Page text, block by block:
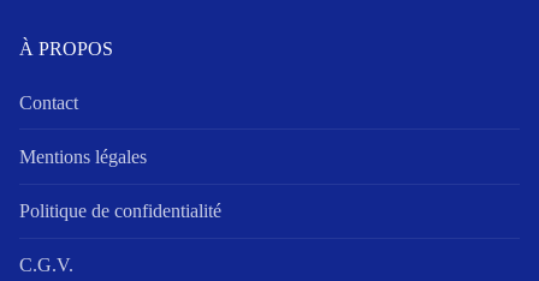
À PROPOS
Contact
Mentions légales
Politique de confidentialité
C.G.V.